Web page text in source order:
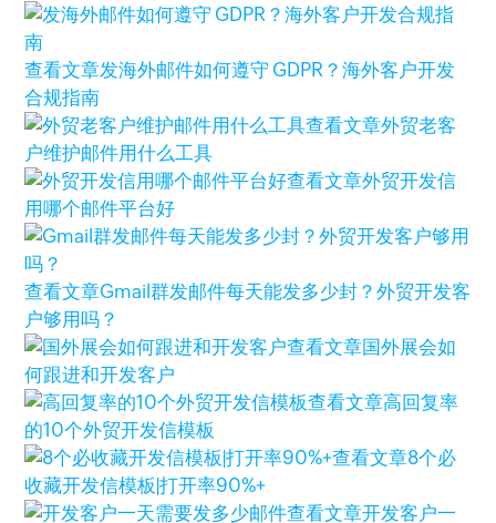
查看文章发海外邮件如何遵守 GDPR？海外客户开发
合规指南
查看文章外贸老客
户维护邮件用什么工具
查看文章外贸开发信
用哪个邮件平台好
查看文章Gmail群发邮件每天能发多少封？外贸开发客
户够用吗？
查看文章国外展会如
何跟进和开发客户
查看文章高回复率
的10个外贸开发信模板
查看文章8个必
收藏开发信模板|打开率90%+
查看文章开发客户一